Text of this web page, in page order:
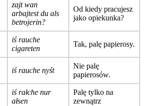
zajt wan
arbajtest du als
betrojerin?
Od kiedy pracujesz
jako opiekunka?
iś rauche
cigareten
Tak, palę papierosy.
iś rauche nyśt
Nie palę
papierosów.
iś rałche nur
ałsen
Palę tylko na
zewnątrz